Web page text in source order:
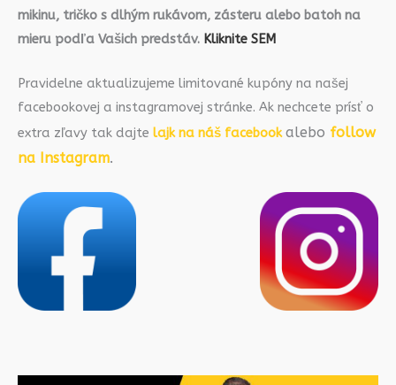
mikinu, tričko s dlhým rukávom, zásteru alebo batoh na
mieru podľa Vašich predstáv. Kliknite SEM
Pravidelne aktualizujeme limitované kupóny na našej
facebookovej a instagramovej stránke. Ak nechcete prísť o
extra zľavy tak dajte lajk na náš facebookalebo follow
na Instagram.